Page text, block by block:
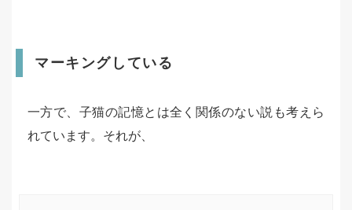
マーキングしている
一方で、子猫の記憶とは全く関係のない説も考えら
れています。それが、